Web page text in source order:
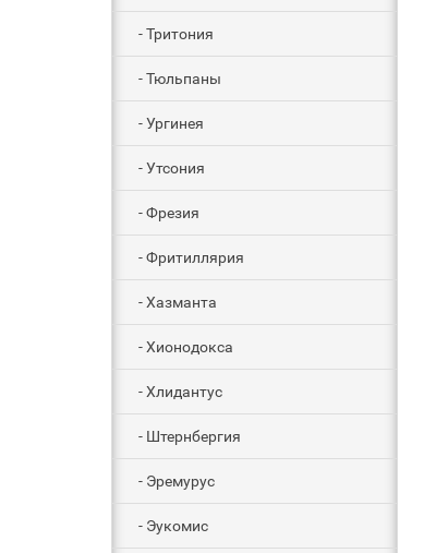
- Тритония
- Тюльпаны
- Ургинея
- Утсония
- Фрезия
- Фритиллярия
- Хазманта
- Хионодокса
- Хлидантус
- Штернбергия
- Эремурус
- Эукомис